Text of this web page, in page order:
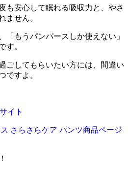
も安心して眠れる吸収力と、やさ
ません。
「もうパンパースしか使えない」
す。
ごしてもらいたい方には、間違い
ですよ。
イト
さらさらケア パンツ商品ページ